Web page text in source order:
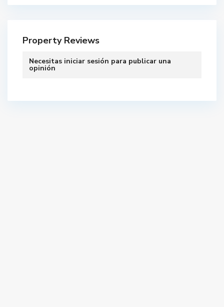
Property Reviews
Necesitas iniciar sesión para publicar una
opinión